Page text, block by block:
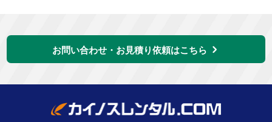
お問い合わせ・お見積り依頼はこちら